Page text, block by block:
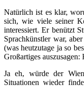
Natürlich ist es klar,
sich, wie viele seiner
interessiert. Er benützt
Sprachkünstler war,
(was heutzutage ja so
Großartiges
Ja eh, würde der
Situationen wieder